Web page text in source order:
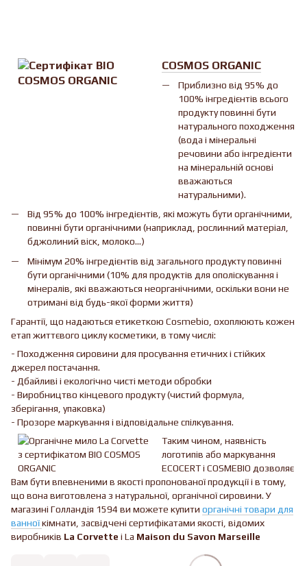
COSMOS ORGANIC
Приблизно від 95% до
100% інгредієнтів всього
продукту повинні бути
натурального походження
(вода і мінеральні
речовини або інгредієнти
на мінеральній основі
вважаються
натуральними).
Від 95% до 100% інгредієнтів, які можуть бути органічними,
повинні бути органічними (наприклад, рослинний матеріал,
бджолиний віск, молоко...)
Мінімум 20% інгредієнтів від загального продукту повинні
бути органічними (10% для продуктів для ополіскування і
мінералів, які вважаються неорганічними, оскільки вони не
отримані від будь-якої форми життя)
Гарантії, що надаються етикеткою Cosmebio, охоплюють кожен
етап життєвого циклу косметики, в тому числі:
- Походження сировини для просування етичних і стійких
джерел постачання.
- Дбайливі і екологічно чисті методи обробки
- Виробництво кінцевого продукту (чистий формула,
зберігання, упаковка)
- Прозоре маркування і відповідальне спілкування.
Таким чином, наявність
логотипів або маркування
ECOCERT і COSMEBIO дозволяє
Вам бути впевненими в якості пропонованої продукції і в тому,
що вона виготовлена з натуральної, органічної сировини. У
магазині Голландія 1594 ви можете купити органічні товари для
ванноїкімнати, засвідчені сертифікатами якості, відомих
виробників La Corvette і La Maison du Savon Marseille